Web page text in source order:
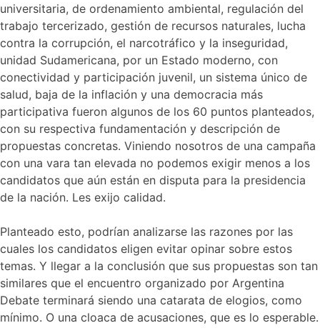
universitaria, de ordenamiento ambiental, regulación del
trabajo tercerizado, gestión de recursos naturales, lucha
contra la corrupción, el narcotráfico y la inseguridad,
unidad Sudamericana, por un Estado moderno, con
conectividad y participación juvenil, un sistema único de
salud, baja de la inflación y una democracia más
participativa fueron algunos de los 60 puntos planteados,
con su respectiva fundamentación y descripción de
propuestas concretas. Viniendo nosotros de una campaña
con una vara tan elevada no podemos exigir menos a los
candidatos que aún están en disputa para la presidencia
de la nación. Les exijo calidad.
Planteado esto, podrían analizarse las razones por las
cuales los candidatos eligen evitar opinar sobre estos
temas. Y llegar a la conclusión que sus propuestas son tan
similares que el encuentro organizado por Argentina
Debate terminará siendo una catarata de elogios, como
mínimo. O una cloaca de acusaciones, que es lo esperable.